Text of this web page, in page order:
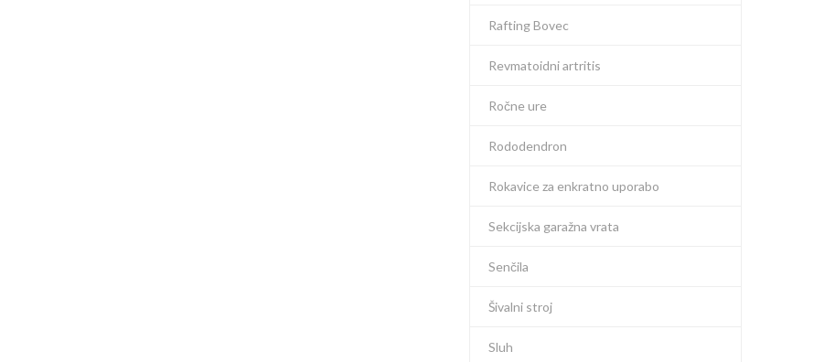
Rafting Bovec
Revmatoidni artritis
Ročne ure
Rododendron
Rokavice za enkratno uporabo
Sekcijska garažna vrata
Senčila
Šivalni stroj
Sluh